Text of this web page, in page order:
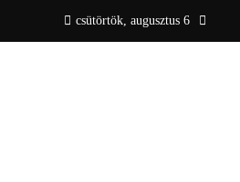
csütörtök, augusztus 6